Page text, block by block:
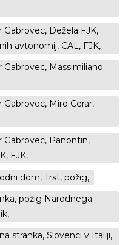
Dežela FJK,
avtonomij, CAL, FJK,
Massimiliano
Miro Cerar,
Gabrovec, Panontin,
FJK,
dom, Trst, požig,
požig Narodnega
stranka, Slovenci v Italiji,